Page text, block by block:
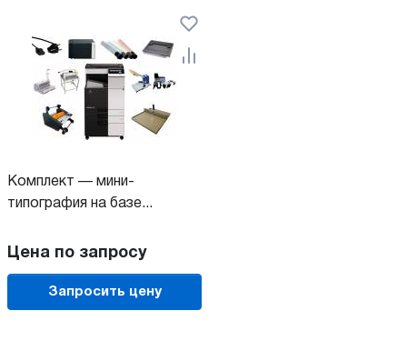
Комплект — мини-
типография на базе...
Цена по запросу
Запросить цену